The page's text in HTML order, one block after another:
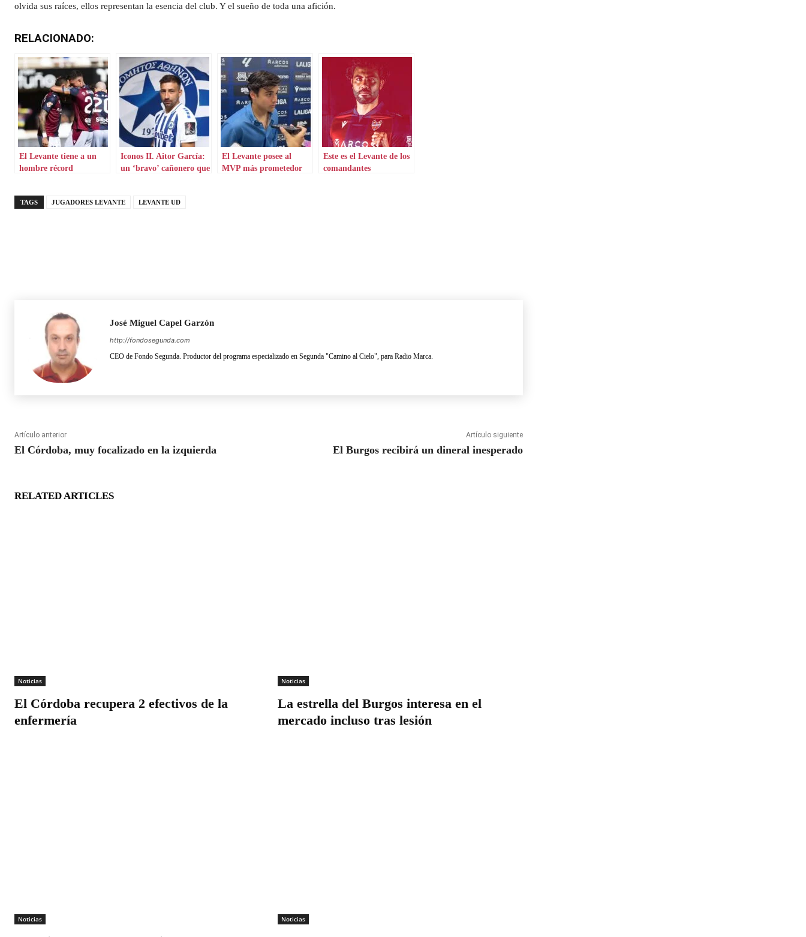
olvida sus raíces, ellos representan la esencia del club. Y el sueño de toda una afición.
RELACIONADO:
El Levante tiene a un
hombre récord
Iconos II. Aitor García:
un ‘bravo’ cañonero que
El Levante posee al
MVP más prometedor
Este es el Levante de los
comandantes
TAGS JUGADORES LEVANTE LEVANTE UD
José Miguel Capel Garzón
http://fondosegunda.com
CEO de Fondo Segunda. Productor del programa especializado en Segunda "Camino al Cielo", para Radio Marca.
Artículo anterior
El Córdoba, muy focalizado en la izquierda
Artículo siguiente
El Burgos recibirá un dineral inesperado
RELATED ARTICLES
Noticias
El Córdoba recupera 2 efectivos de la
enfermería
Noticias
La estrella del Burgos interesa en el
mercado incluso tras lesión
Noticias Noticias